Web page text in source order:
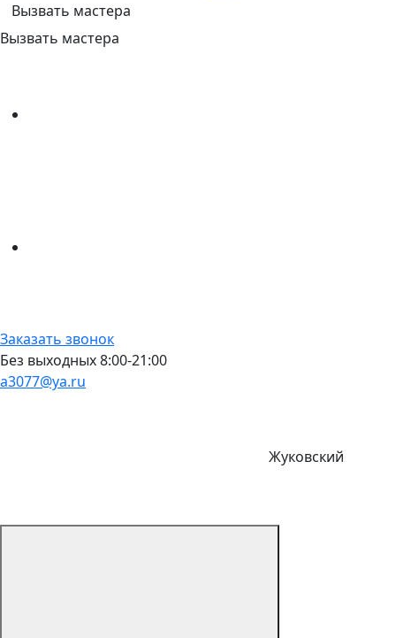
Вызвать мастера
Вызвать мастера
Заказать звонок
Без выходных 8:00-21:00
a3077@ya.ru
Жуковский